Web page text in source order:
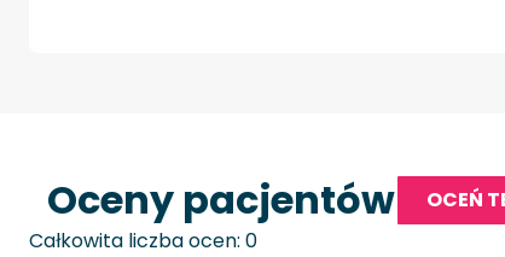
Oceny pacjentów
OCEŃ
Całkowita liczba ocen: 0